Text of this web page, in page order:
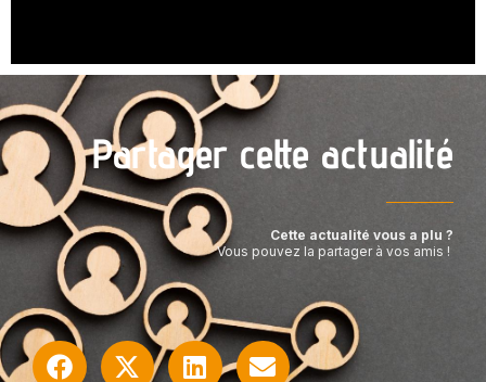
Partager cette actualité
Cette actualité vous a plu ?
Vous pouvez la partager à vos amis !